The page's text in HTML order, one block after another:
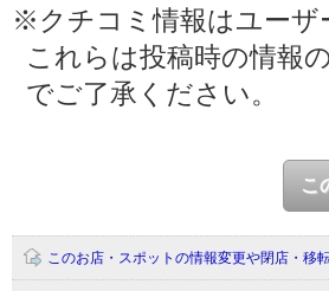
※クチコミ情報はユーザ
これらは投稿時の情報
でご了承ください。
こ
このお店・スポットの情報変更や閉店・移